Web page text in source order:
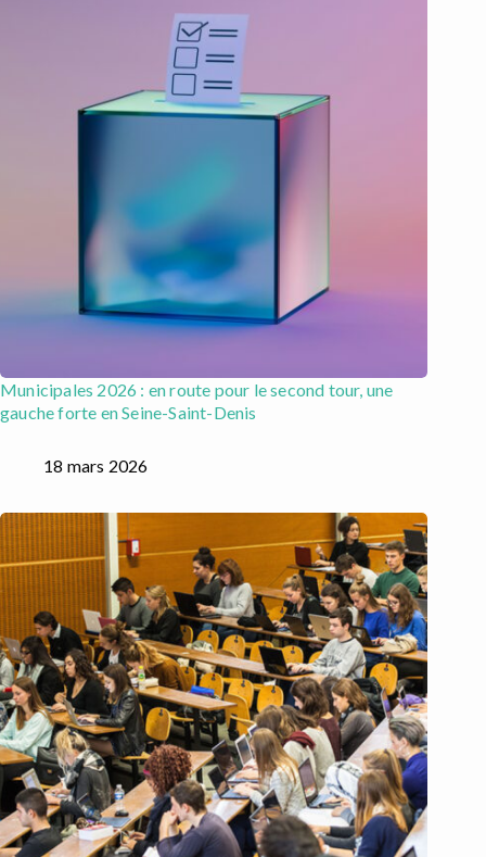
Municipales 2026 : en route pour le second tour, une
gauche forte en Seine-Saint-Denis
18 mars 2026